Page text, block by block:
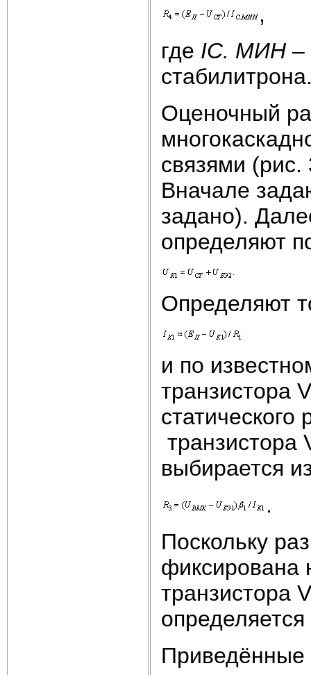
,
где IС. МИН –
Оценочный
связями
Вначале
задано).
определяют
Определяют
и по
транзистора
транзистора
выбирается
.
Поскольку
фиксирована
транзистора
Приведённые